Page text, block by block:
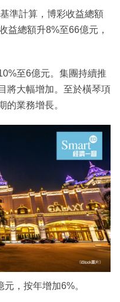
準計算，博彩收益總額
益總額升8%至66億元，
至6億元。集團持續推
將大幅增加。至於橫琴項
的業務增長。
元，按年增加6%。